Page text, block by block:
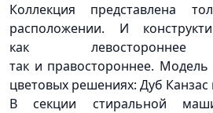
Коллекция представлена
расположении. И
как левостороннее
так и правостороннее. Модель
цветовых решениях: Дуб Канзас
В секции стиральной